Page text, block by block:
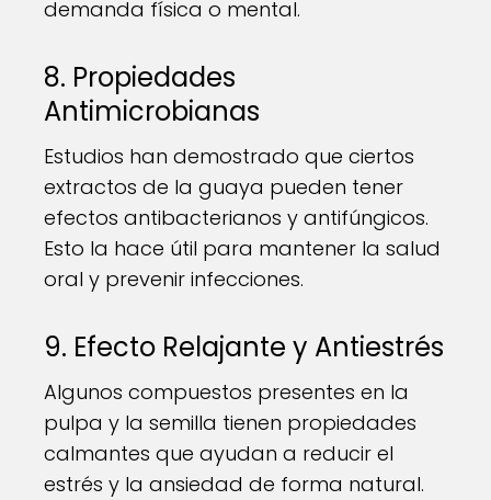
demanda física o mental.
8. Propiedades
Antimicrobianas
Estudios han demostrado que ciertos
extractos de la guaya pueden tener
efectos antibacterianos y antifúngicos.
Esto la hace útil para mantener la salud
oral y prevenir infecciones.
9. Efecto Relajante y Antiestrés
Algunos compuestos presentes en la
pulpa y la semilla tienen propiedades
calmantes que ayudan a reducir el
estrés y la ansiedad de forma natural.